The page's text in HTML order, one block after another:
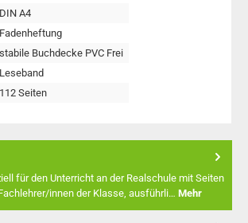
DIN A4
Fadenheftung
stabile Buchdecke PVC Frei
Leseband
112 Seiten
für den Unterricht an der Realschule mit Seiten
innen der Klasse, ausführli… Mehr